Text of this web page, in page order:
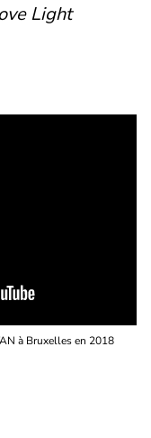
Light
à Bruxelles en 2018